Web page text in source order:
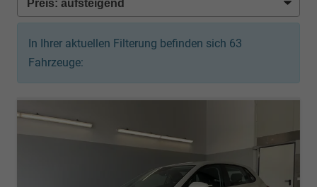
In Ihrer aktuellen Filterung befinden sich 63
Fahrzeuge: